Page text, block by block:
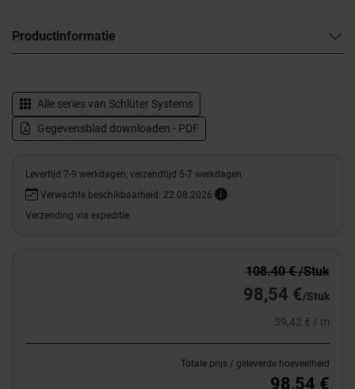
Productinformatie
Alle series van Schlüter Systems
Gegevensblad downloaden - PDF
Levertijd 7-9 werkdagen, verzendtijd 5-7 werkdagen
Verwachte beschikbaarheid: 22.08.2026
Verzending via expeditie
108.40 € /Stuk
98,54 €/Stuk
39,42 € / m
Totale prijs / geleverde hoeveelheid
98,54 €